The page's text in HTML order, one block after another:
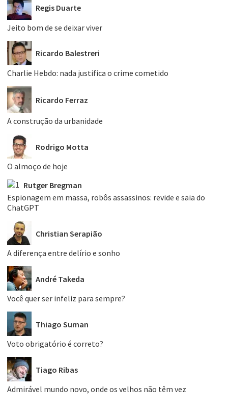
Regis Duarte
Jeito bom de se deixar viver
Ricardo Balestreri
Charlie Hebdo: nada justifica o crime cometido
Ricardo Ferraz
A construção da urbanidade
Rodrigo Motta
O almoço de hoje
Rutger Bregman
Espionagem em massa, robôs assassinos: revide e saia do
ChatGPT
Christian Serapião
A diferença entre delírio e sonho
André Takeda
Você quer ser infeliz para sempre?
Thiago Suman
Voto obrigatório é correto?
Tiago Ribas
Admirável mundo novo, onde os velhos não têm vez